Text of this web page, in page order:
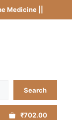
Medicine ||
Search
₹702.00